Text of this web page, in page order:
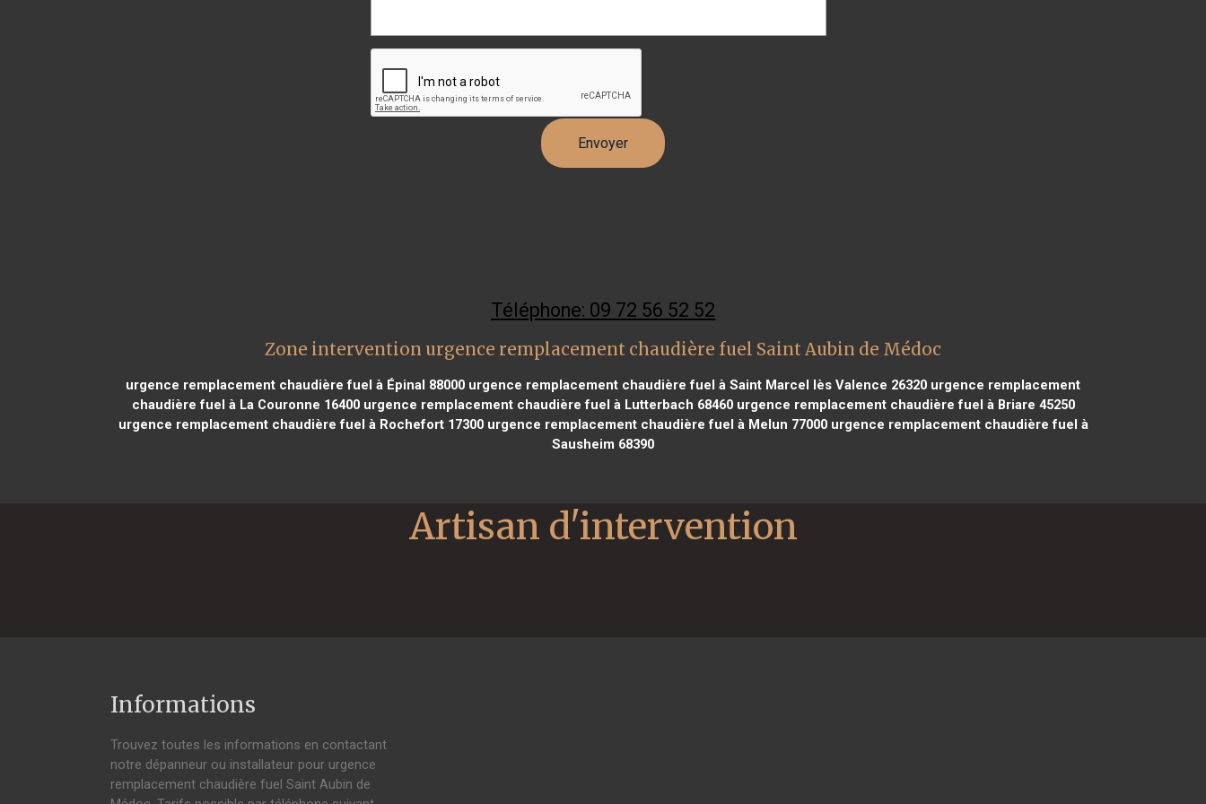
Téléphone: 09 72 56 52 52
Zone intervention urgence remplacement chaudière fuel Saint Aubin de Médoc
urgence remplacement chaudière fuel à Épinal 88000 urgence remplacement chaudière fuel à Saint Marcel lès Valence 26320 urgence remplacement
chaudière fuel à La Couronne 16400urgence remplacement chaudière fuel à Lutterbach 68460urgence remplacement chaudière fuel à Briare 45250
urgence remplacement chaudière fuel à Rochefort 17300urgence remplacement chaudière fuel à Melun 77000urgence remplacement chaudière fuel à
Sausheim 68390
Informations
Trouvez toutes les informations en contactant
notre dépanneur ou installateur pour urgence
remplacement chaudière fuel Saint Aubin de
Artisan d'intervention